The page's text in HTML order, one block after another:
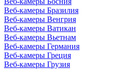
Веб-камеры Бразилия
Веб-камеры Венгрия
Веб-камеры Ватикан
Веб-камеры Вьетнам
Веб-камеры Германия
Веб-камеры Греция
Веб-камеры Грузия